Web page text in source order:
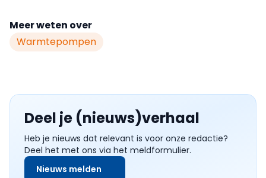
Meer weten over
Warmtepompen
Deel je (nieuws)verhaal
Heb je nieuws dat relevant is voor onze redactie?
Deel het met ons via het meldformulier.
Nieuws melden